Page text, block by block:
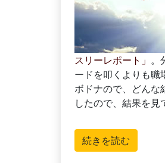
スリーレポート」 。
ードを叩くよりも職
ボドナので、どんな
したので、結果を見
続きを読む